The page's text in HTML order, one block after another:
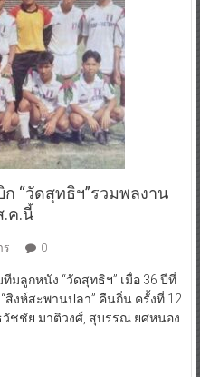
“วัดสุทธิฯ”รวมพลงาน
.ค.นี้
ร 0
มลูกหนัง “วัดสุทธิฯ” เมื่อ 36 ปีที่
สิงห์สะพานปลา” คืนถิ่น ครั้งที่ 12
ชชัย มาติวงศ์, สุบรรณ ยศหนอง